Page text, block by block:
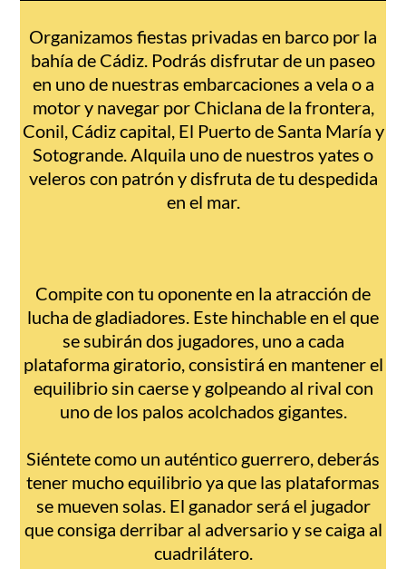
Organizamos fiestas privadas en barco por la
bahía de Cádiz. Podrás disfrutar de un paseo
en uno de nuestras embarcaciones a vela o a
motor y navegar por Chiclana de la frontera,
Conil, Cádiz capital, El Puerto de Santa María y
Sotogrande. Alquila uno de nuestros yates o
veleros con patrón y disfruta de tu despedida
en el mar.
Compite con tu oponente en la atracción de
lucha de gladiadores. Este hinchable en el que
se subirán dos jugadores, uno a cada
plataforma giratorio, consistirá en mantener el
equilibrio sin caerse y golpeando al rival con
uno de los palos acolchados gigantes.
Siéntete como un auténtico guerrero, deberás
tener mucho equilibrio ya que las plataformas
se mueven solas. El ganador será el jugador
que consiga derribar al adversario y se caiga al
cuadrilátero.